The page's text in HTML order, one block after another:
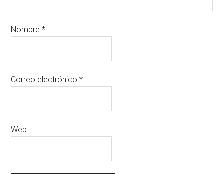
Nombre*
Correo electrónico*
Web